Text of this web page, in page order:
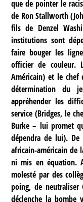
que de pointer le
de Ron Stallworth
fils de Denzel
institutions sont
faire bouger les
officier de couleur.
Américain) et le chef
détermination du
appréhender les
service (Bridges, le
Burke – lui promet
dépendra de lui).
africain-américain de
ni mis en équation.
molesté par des
poing, de neutraliser
déclenche la bombe